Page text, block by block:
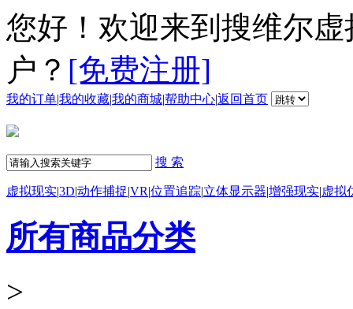
您好！欢迎来到搜维尔
户？ [免费注册]
我的订单|我的收藏|我的商城|帮助中心|返回首页
搜 索
虚拟现实|3D|动作捕捉|VR|位置追踪|立体显示器|增强现实|虚拟
所有商品分类
>